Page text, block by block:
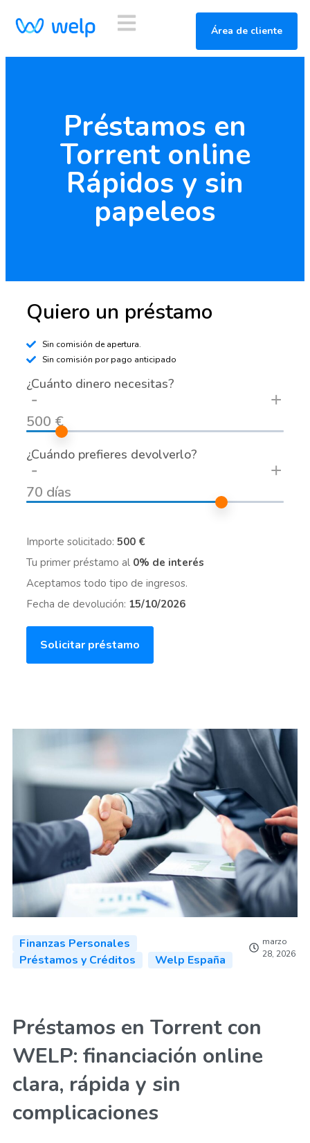
Área de cliente
Préstamos en
Torrent online
Rápidos y sin
papeleos
Quiero un préstamo
Sin comisión de apertura.
Sin comisión por pago anticipado
¿Cuánto dinero necesitas?
500 €
- +
¿Cuándo prefieres devolverlo?
70 días
- +
Importe solicitado: 500 €
Tu primer préstamo al 0% de interés
Aceptamos todo tipo de ingresos.
Fecha de devolución: 15/10/2026
Solicitar préstamo
Finanzas Personales
Préstamos y Créditos
Welp España
marzo
28, 2026
Préstamos en Torrent con
WELP: financiación online
clara, rápida y sin
complicaciones